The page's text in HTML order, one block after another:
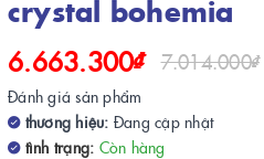
crystal bohemia
6.663.300₫ 7.014.000₫
Đánh giá sản phẩm
thương hiệu: Đang cập nhật
tình trạng: Còn hàng